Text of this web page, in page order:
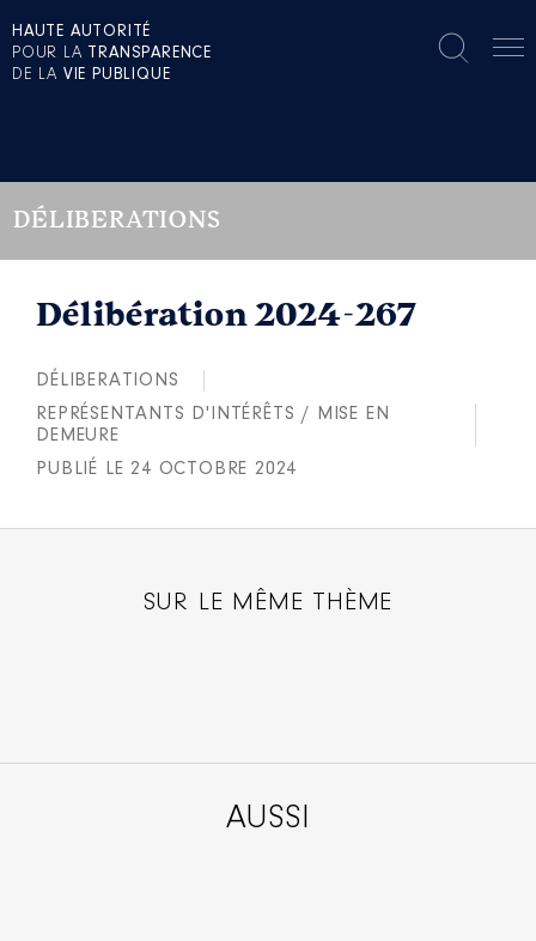
HAUTE AUTORITÉ
POUR LA TRANSPARENCE
DE LA VIE PUBLIQUE
DÉLIBERATIONS
Délibération 2024-267
DÉLIBERATIONS
REPRÉSENTANTS D'INTÉRÊTS / MISE EN
DEMEURE
PUBLIÉ LE 24 OCTOBRE 2024
SUR LE MÊME THÈME
AUSSI